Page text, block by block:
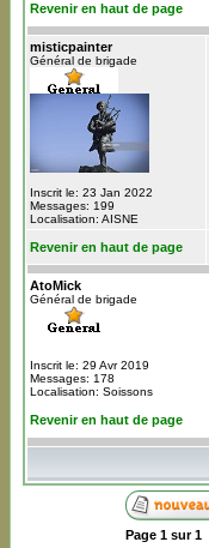
Revenir en haut de page
misticpainter
Général de brigade
Inscrit le: 23 Jan 2022
Messages: 199
Localisation: AISNE
Revenir en haut de page
AtoMick
Général de brigade
Inscrit le: 29 Avr 2019
Messages: 178
Localisation: Soissons
Revenir en haut de page
Page 1sur1